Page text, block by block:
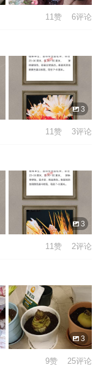
11赞 6评论
3
11赞 3评论
3
11赞 2评论
3
9赞 25评论